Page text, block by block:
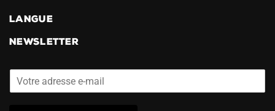
LANGUE
NEWSLETTER